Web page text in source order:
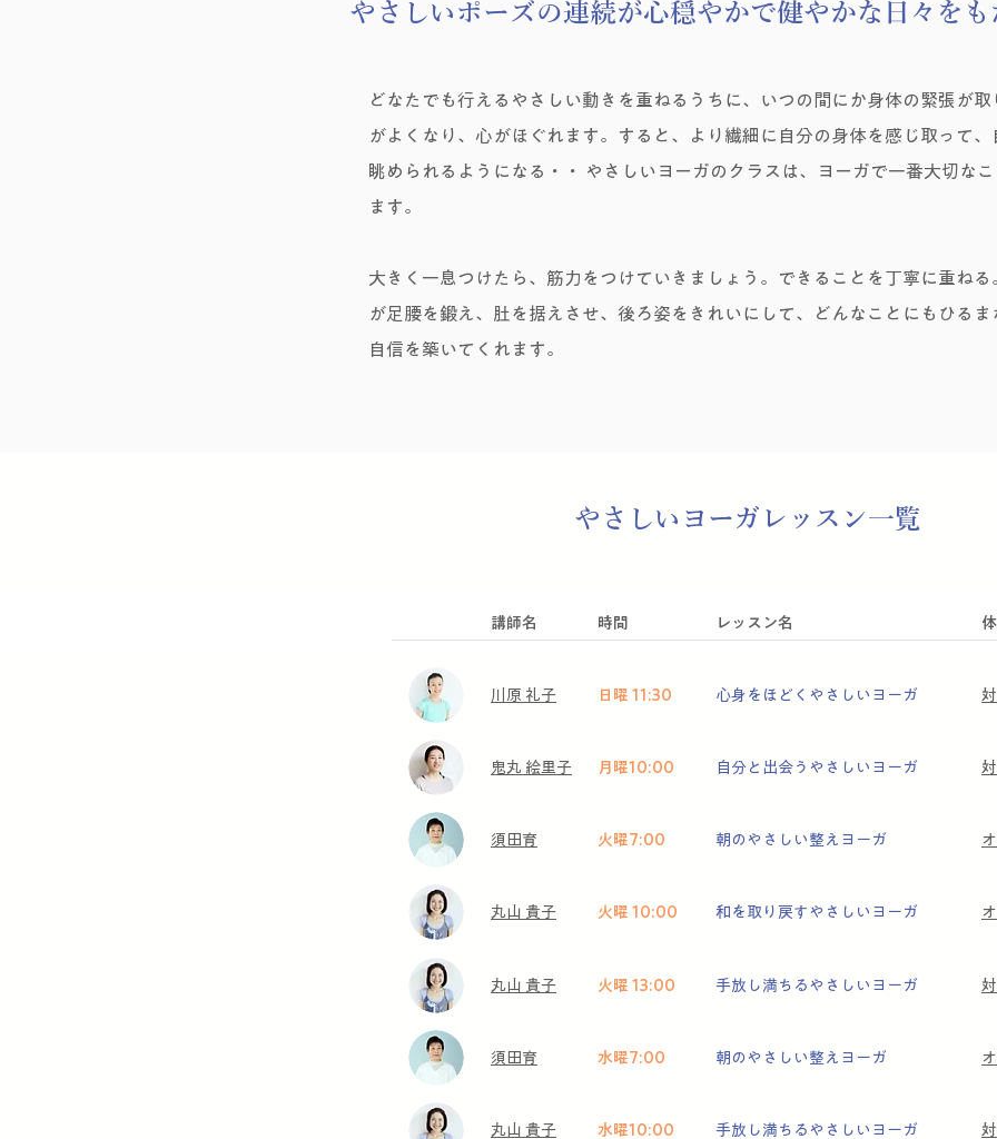
やさしいポーズの連続が心穏やかで健やかな日々をも
どなたでも行えるやさしい動きを重ねるうちに、いつの間にか身体の緊張が取
がよくなり、心がほぐれます。すると、より繊細に自分の身体を感じ取って、
眺められるようになる・・ やさしいヨーガのクラスは、ヨーガで一番大切な
ます。
大きく一息つけたら、筋力をつけていきましょう。できることを丁寧に重ねる
が足腰を鍛え、肚を据えさせ、後ろ姿をきれいにして、どんなことにもひるま
自信を築いてくれます。
​やさしいヨーガレッスン一覧
​講師名 時間 レッスン名
川原 礼子 日曜 11:30 心身をほどくやさしいヨーガ
鬼丸 絵里子 月曜10:00 自分と出会うやさしいヨーガ
須田育 火曜7:00 朝のやさしい整えヨーガ
丸山 貴子 火曜 10:00 和を取り戻すやさしいヨーガ
丸山 貴子 火曜 13:00 手放し満ちるやさしいヨーガ
須田育 水曜7:00 朝のやさしい整えヨーガ
丸山 貴子 水曜10:00 手放し満ちるやさしいヨーガ